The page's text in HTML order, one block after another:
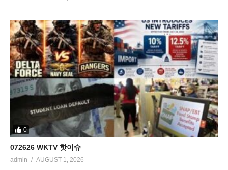
0
072626 WKTV 핫이슈
admin AUGUST 1, 2026